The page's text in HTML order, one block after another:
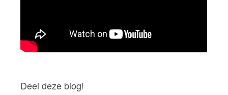
Deel deze blog!